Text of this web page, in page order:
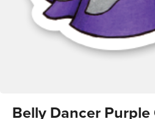
Belly Dancer Purple